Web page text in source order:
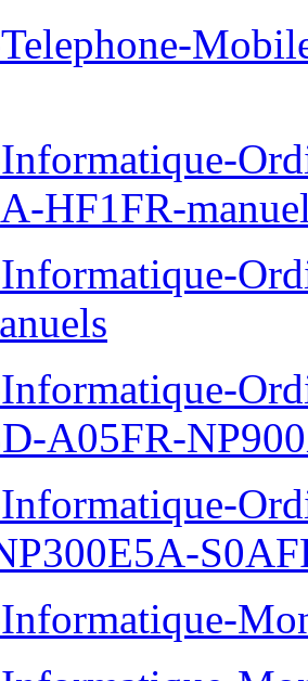
HF1FR-
A05FR-